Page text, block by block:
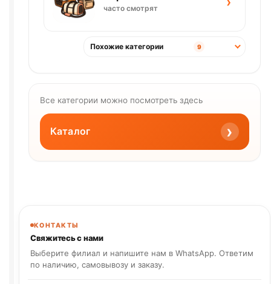
часто смотрят
Похожие категории 9
Все категории можно посмотреть здесь
Каталог ›
КОНТАКТЫ
Свяжитесь с нами
Выберите филиал и напишите нам в WhatsApp. Ответим
по наличию, самовывозу и заказу.